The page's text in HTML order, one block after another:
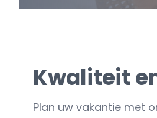
Kwaliteit
Plan uw vakantie met